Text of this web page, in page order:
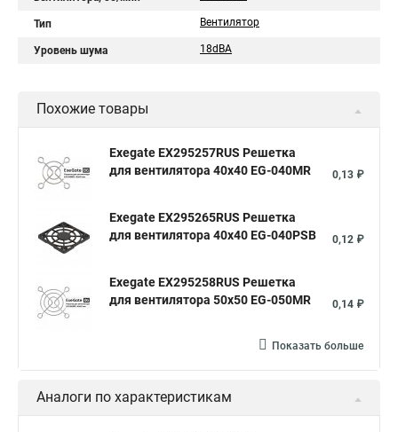
Тип Вентилятор
Уровень шума 18dBA
Похожие товары
Exegate EX295257RUS Решетка
для вентилятора 40x40 EG-040MR
0,13 ₽
Exegate EX295265RUS Решетка
для вентилятора 40x40 EG-040PSB
0,12 ₽
Exegate EX295258RUS Решетка
для вентилятора 50х50 EG-050MR
0,14 ₽
Показать больше
Аналоги по характеристикам